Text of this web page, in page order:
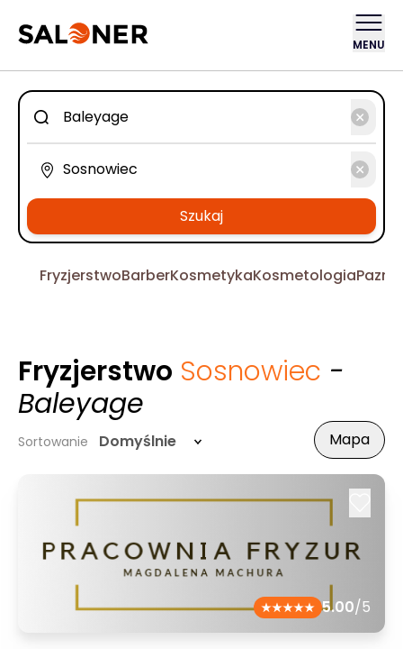
MENU
Szukaj
FryzjerstwoBarberKosmetykaKosmetologia
Fryzjerstwo Sosnowiec -
Baleyage
Sortowanie Domyślnie Mapa
5.00/5